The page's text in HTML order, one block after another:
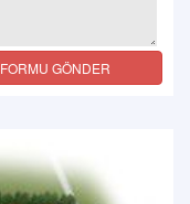
FORMU GÖNDER